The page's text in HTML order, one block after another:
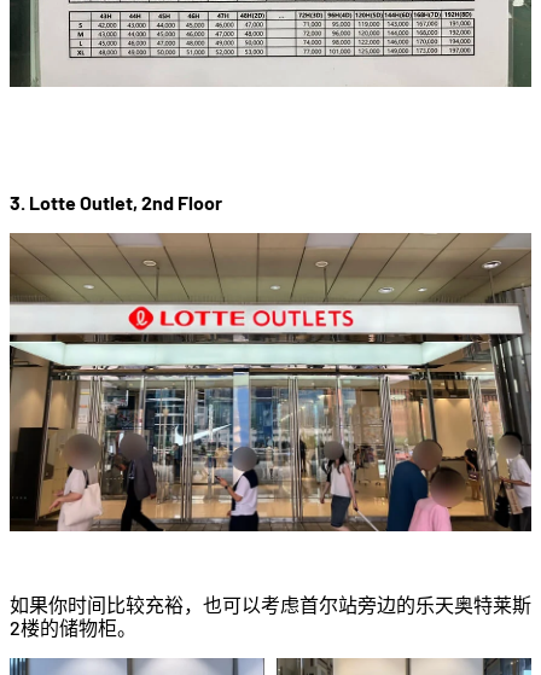
3. Lotte Outlet, 2nd Floor
如果你时间比较充裕，也可以考虑首尔站旁边的乐天奥特莱斯
2楼的储物柜。